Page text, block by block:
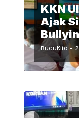
KKN
Ajak
BucuKito -